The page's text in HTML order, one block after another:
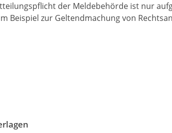
der Meldebehörde ist nur
Beispiel zur Geltendmachung von